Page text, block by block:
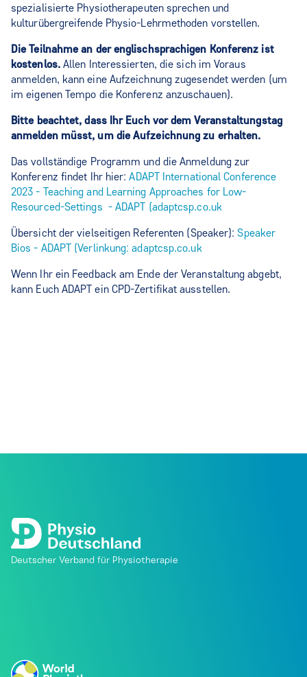
spezialisierte Physiotherapeuten sprechen und
kulturübergreifende Physio-Lehrmethoden vorstellen.
Die Teilnahme an der englischsprachigen Konferenz ist
kostenlos.Allen Interessierten, die sich im Voraus
anmelden, kann eine Aufzeichnung zugesendet werden (um
im eigenen Tempo die Konferenz anzuschauen).
Bitte beachtet, dass Ihr Euch vor dem Veranstaltungstag
anmelden müsst, um die Aufzeichnung zu erhalten.
Das vollständige Programm und die Anmeldung zur
Konferenz findet Ihr hier:ADAPT International Conference
2023 - Teaching and Learning Approaches for Low-
Resourced-Settings - ADAPT (adaptcsp.co.uk
Übersicht der vielseitigen Referenten (Speaker): Speaker
Bios - ADAPT (Verlinkung: adaptcsp.co.uk
Wenn Ihr ein Feedback am Ende der Veranstaltung abgebt,
kann Euch ADAPT ein CPD-Zertifikat ausstellen.
Deutscher Verband für Physiotherapie